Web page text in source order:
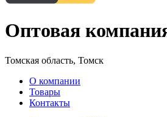
Оптовая
Томская область, Томск
О компании
Товары
Контакты